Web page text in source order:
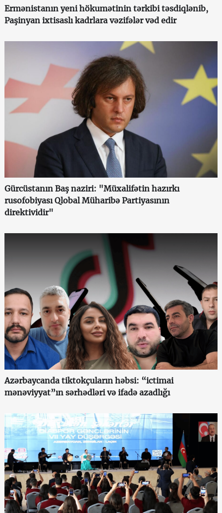
Ermənistanın yeni hökumətinin tərkibi təsdiqlənib,
Paşinyan ixtisaslı kadrlara vəzifələr vəd edir
Gürcüstanın Baş naziri: "Müxalifətin hazırkı
rusofobiyası Qlobal Müharibə Partiyasının
direktividir"
Azərbaycanda tiktokçuların həbsi: “ictimai
mənəviyyat”ın sərhədləri və ifadə azadlığı